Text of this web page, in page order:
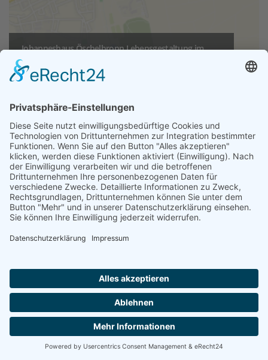
Johanneshaus Öschelbronn Lebensgestaltung im
Alter
Sie suchen einen Platz in einer Seniorenresidenz?
Wir sind auch telefonisch für Sie da und helfen.
Montag-Freitag von 8:00 - 16:30 Uhr
0800 800 666 0